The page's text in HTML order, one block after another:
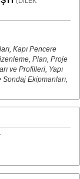
Kapı Pencere
Plan, Proje
ve Profilleri, Yapı
Sondaj Ekipmanları,